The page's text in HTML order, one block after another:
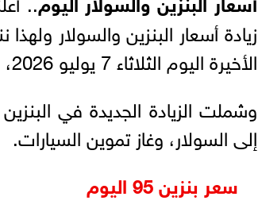
زيادة أسعار البنزين والسولار
الأخيرة اليوم الثلاثاء 7 يوليو 2026، ووفقًا لبيان وزارة البترول.
إلى السولار، وغاز تموين السيارات.
سعر بنزين 95 اليوم